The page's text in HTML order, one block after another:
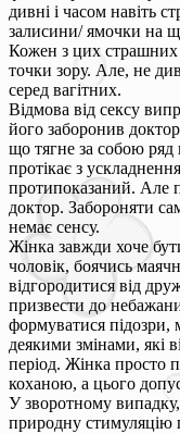
дивні і часом навіть
залисини/ ямочки на
Кожен з цих страшних
точки зору. Але, не
серед вагітних.
Відмова від сексу
його заборонив
що тягне за собою ряд
протікає з
протипоказаний. Але
доктор. Забороняти
немає сенсу.
Жінка завжди хоче
чоловік, боячись
відгородитися від
призвести до
формуватися підозри,
деякими змінами, які
період. Жінка просто
коханою, а цього
У зворотному
природну стимуляцію